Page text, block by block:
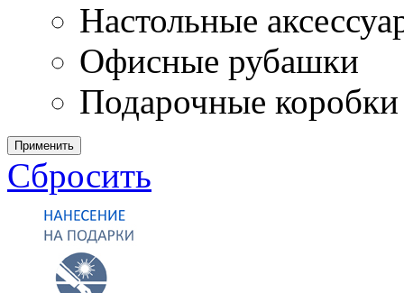
Настольные
Офисные рубашки
Подарочные коробки
Применить
Сбросить